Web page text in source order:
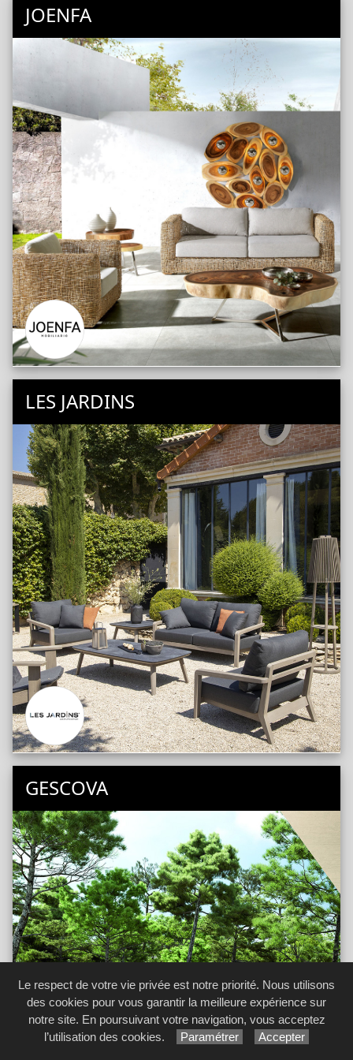
JOENFA
LES JARDINS
GESCOVA
Le respect de votre vie privée est notre priorité. Nous utilisons
des cookies pour vous garantir la meilleure expérience sur
notre site. En poursuivant votre navigation, vous acceptez
l’utilisation des cookies.
Paramétrer Accepter